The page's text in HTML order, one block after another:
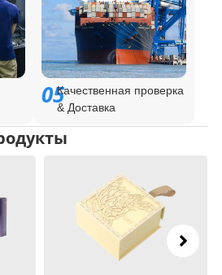
05Качественная проверка
& Доставка